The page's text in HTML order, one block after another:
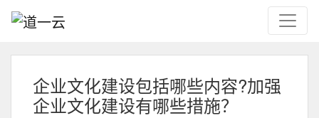
企业文化建设包括哪些内容?加强
企业文化建设有哪些措施？